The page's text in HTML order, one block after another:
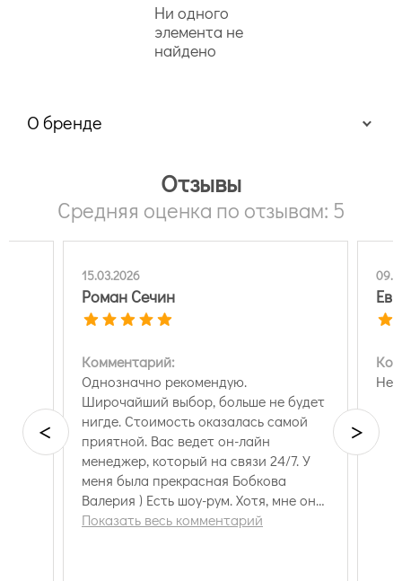
Ни одного
элемента не
найдено
О бренде
Отзывы
Средняя оценка по отзывам: 5
15.03.2026
Роман Сечин
Комментарий:
Однозначно рекомендую.
Широчайший выбор, больше не будет
нигде. Стоимость оказалась самой
приятной. Вас ведет он-лайн
менеджер, который на связи 24/7. У
меня была прекрасная Бобкова
Валерия ) Есть шоу-рум. Хотя, мне он
был не нужен, обои уже были
Показать весь комментарий
Нет
< >